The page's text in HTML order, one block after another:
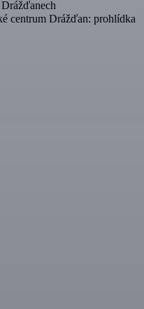
centrum Drážďan: prohlídka